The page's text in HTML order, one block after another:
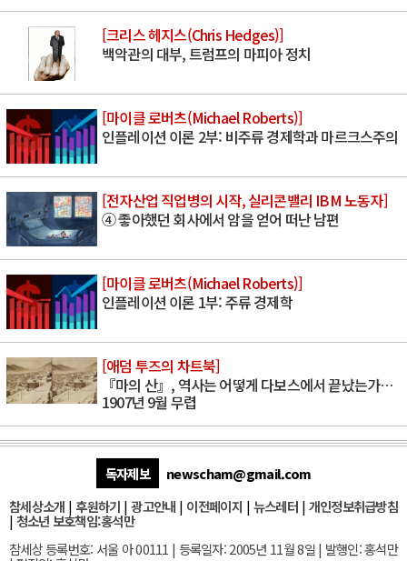
[크리스 헤지스(Chris Hedges)]
백악관의 대부, 트럼프의 마피아 정치
[마이클 로버츠(Michael Roberts)]
인플레이션 이론 2부: 비주류 경제학과 마르크스주의
[전자산업 직업병의 시작, 실리콘밸리 IBM 노동자]
④ 좋아했던 회사에서 암을 얻어 떠난 남편
[마이클 로버츠(Michael Roberts)]
인플레이션 이론 1부: 주류 경제학
[애덤 투즈의 차트북]
『마의 산』, 역사는 어떻게 다보스에서 끝났는가…
1907년 9월 무렵
독자제보
newscham@gmail.com
참세상소개 | 후원하기 |광고안내 | 이전페이지 | 뉴스레터| 개인정보취급방침
| 청소년 보호책임:홍석만
참세상 등록번호: 서울 아 00111 | 등록일자: 2005년 11월 8일 | 발행인: 홍석만